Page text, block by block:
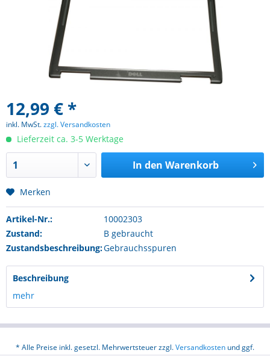
12,99 € *
inkl. MwSt.zzgl. Versandkosten
Lieferzeit ca. 3-5 Werktage
In den Warenkorb
Merken
Artikel-Nr.:
10002303
Zustand:
B gebraucht
Zustandsbeschreibung:Gebrauchsspuren
Beschreibung
mehr
* Alle Preise inkl. gesetzl. Mehrwertsteuer zzgl.Versandkosten und ggf.